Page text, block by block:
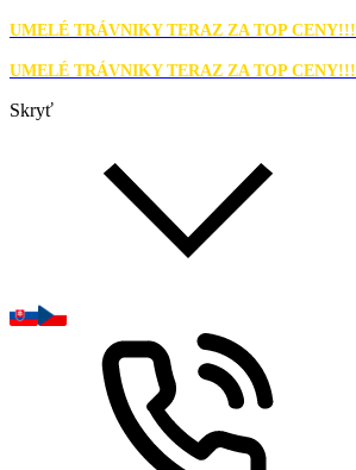
UMELÉ TRÁVNIKY TERAZ ZA TOP CENY!!!
UMELÉ TRÁVNIKY TERAZ ZA TOP CENY!!!
Skryť